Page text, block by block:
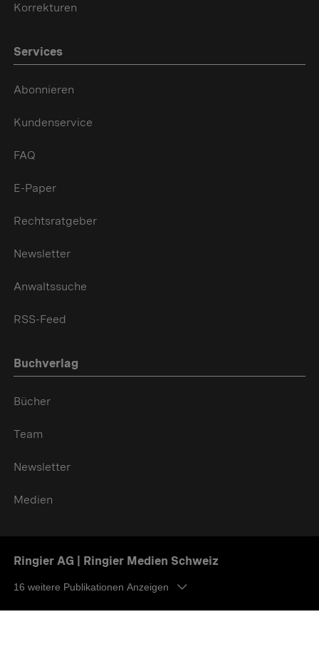
Korrekturen
Services
Abonnieren
Kundenservice
FAQ
E-Paper
Rechtsratgeber
Newsletter
Anwaltssuche
RSS-Feed
Buchverlag
Bücher
Team
Newsletter
Medien
Ringier AG | Ringier Medien Schweiz
16 weitere Publikationen Anzeigen